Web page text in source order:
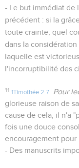
- Le but immédiat de
précédent : si la
toute crainte, quel
dans la
laquelle est
l'incorruptibilité des
11 1Timothée 2.7 Pour
glorieuse raison de
cause de cela, il n'a
fois une douce
encouragement pour
- Des manuscrits